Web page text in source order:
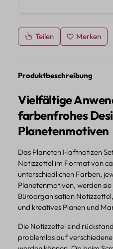
Teilen Merken
Produktbeschreibung
Vielfältige
farbenfrohes
Planetenmotiven
Das Planeten Haftnotizen
Notizzettel im Format von
unterschiedlichen Farben,
Planetenmotiven, werden
Büroorganisation
und kreatives Planen und
Die Notizzettel sind
problemlos auf